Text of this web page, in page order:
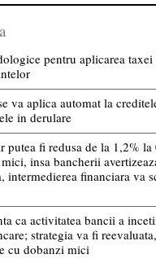
pentru aplicarea
va aplica automat la
in derulare
putea fi redusa de la 1,2%
insa bancherii
intermedierea financiara va
ca activitatea bancii a
strategia va fi
cu dobanzi mici